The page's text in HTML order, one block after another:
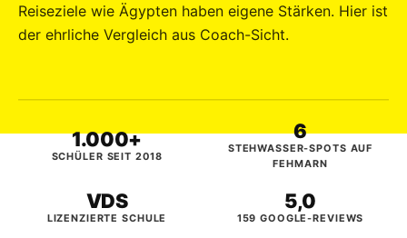
Reiseziele wie Ägypten haben eigene Stärken. Hier ist
der ehrliche Vergleich aus Coach-Sicht.
1.000+
SCHÜLER SEIT 2018
6
STEHWASSER-SPOTS AUF
FEHMARN
VDS
LIZENZIERTE SCHULE
5,0
159 GOOGLE-REVIEWS